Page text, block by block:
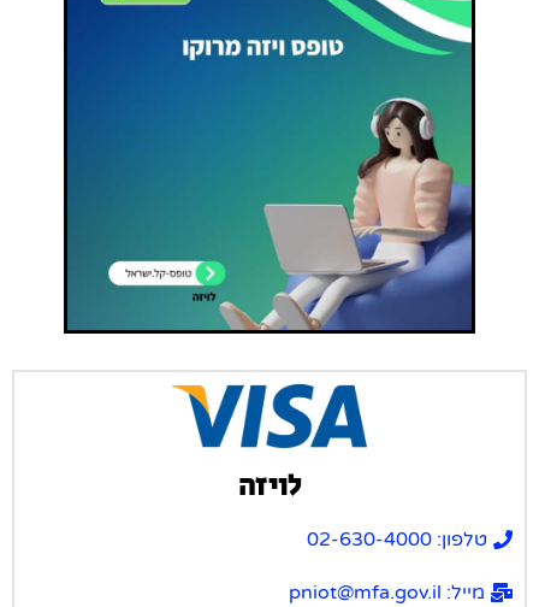
לויזה
טלפון: 02-630-4000
מייל: pniot@mfa.gov.il